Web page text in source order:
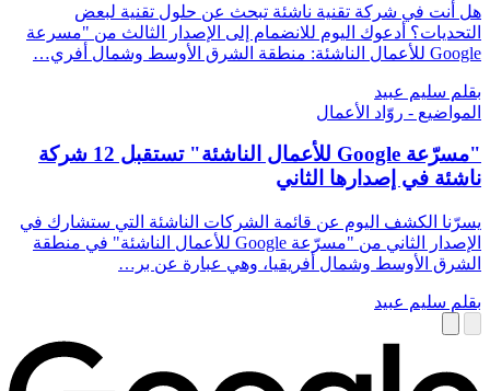
هل أنت في شركة تقنية ناشئة تبحث عن حلول تقنية لبعض
التحديات؟ أدعوك اليوم للانضمام إلى الإصدار الثالث من "مسرعة
Google للأعمال الناشئة: منطقة الشرق الأوسط وشمال أفري…
بقلم سليم عبيد
المواضيع - روّاد الأعمال
"مسرّعة Google للأعمال الناشئة" تستقبل 12 شركة
ناشئة في إصدارها الثاني
يسرّنا الكشف اليوم عن قائمة الشركات الناشئة التي ستشارك في
الإصدار الثاني من "مسرّعة Google للأعمال الناشئة" في منطقة
الشرق الأوسط وشمال أفريقيا، وهي عبارة عن بر…
بقلم سليم عبيد